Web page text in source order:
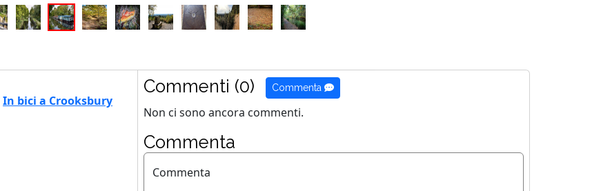
In bici a Crooksbury
Commenti (0) Commenta
Non ci sono ancora commenti.
Commenta
Commenta